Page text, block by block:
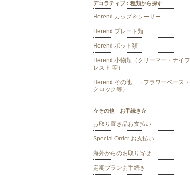
デコラティブ：種類から探す
Herend カップ＆ソーサー
Herend プレート類
Herend ポット類
Herend 小物類（クリーマー・ナイフ
レスト 等）
Herend その他 （フラワーベース・
クロック等）
☆その他 お手続き☆
お取り置き品お支払い
Special Order お支払い
海外からのお取り寄せ
定期プランお手続き